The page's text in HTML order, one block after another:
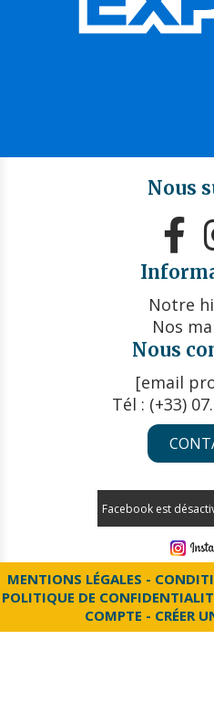
Nous

Notre
Nos
Nous
[email
Tél : (+33)
Facebook est
MENTIONS LÉGALES
POLITIQUE DE
COMPTE
CRÉER